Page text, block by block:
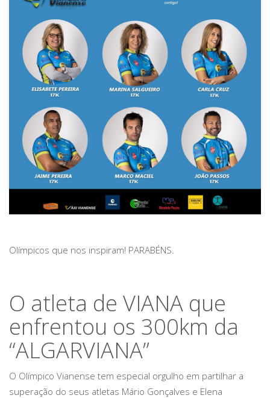
Olímpicos que nos inspiram! PARABÉNS.
O atleta de VIANA que
enfrentou os 300km da
“ALGARVIANA”
O Olímpico Vianense tem especial orgulho em partilhar a
superação do seus atletas Mário Gonçalves e Elena